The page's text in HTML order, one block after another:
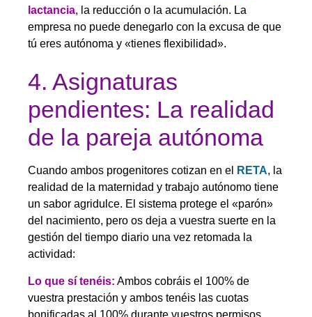
lactancia, la reducción o la acumulación. La
empresa no puede denegarlo con la excusa de que
tú eres autónoma y «tienes flexibilidad».
4. Asignaturas
pendientes: La realidad
de la pareja autónoma
Cuando ambos progenitores cotizan en el RETA, la
realidad de la maternidad y trabajo autónomo tiene
un sabor agridulce. El sistema protege el «parón»
del nacimiento, pero os deja a vuestra suerte en la
gestión del tiempo diario una vez retomada la
actividad:
Lo que sí tenéis: Ambos cobráis el 100% de
vuestra prestación y ambos tenéis las cuotas
bonificadas al 100% durante vuestros permisos.